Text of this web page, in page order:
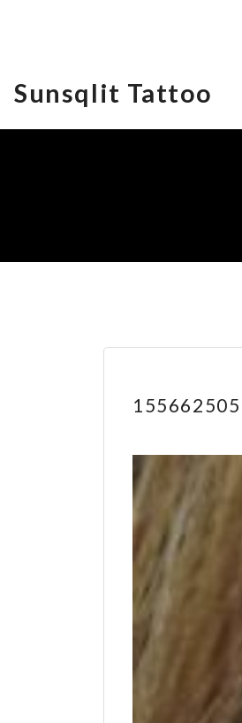
Sunsqlit Tattoo